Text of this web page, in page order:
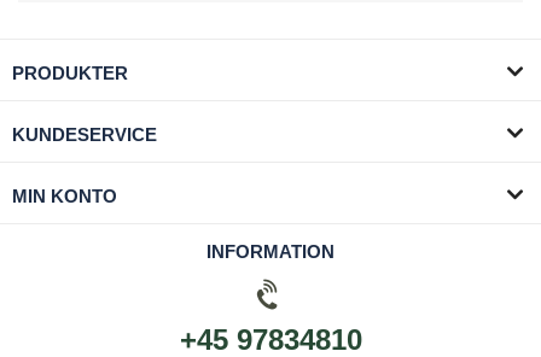
PRODUKTER
KUNDESERVICE
MIN KONTO
INFORMATION
+45 97834810